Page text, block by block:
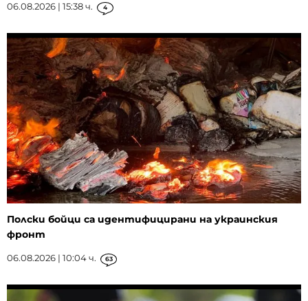
06.08.2026 | 15:38 ч. 4
Полски бойци са идентифицирани на украинския
фронт
06.08.2026 | 10:04 ч. 63